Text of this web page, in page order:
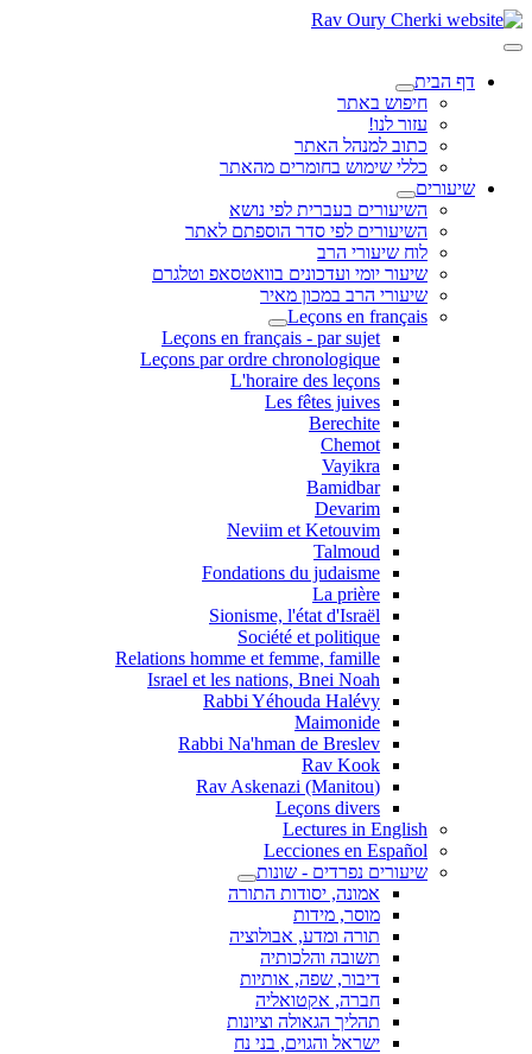
דף הבית
חיפוש באתר
עזור לנו!
כתוב למנהל האתר
כללי שימוש בחומרים מהאתר
שיעורים
השיעורים בעברית לפי נושא
השיעורים לפי סדר הוספתם לאתר
לוח שיעורי הרב
שיעור יומי ועדכונים בוואטסאפ וטלגרם
שיעורי הרב במכון מאיר
Leçons en français
Leçons en français - par sujet
Leçons par ordre chronologique
L'horaire des leçons
Les fêtes juives
Berechite
Chemot
Vayikra
Bamidbar
Devarim
Neviim et Ketouvim
Talmoud
Fondations du judaisme
La prière
Sionisme, l'état d'Israël
Société et politique
Relations homme et femme, famille
Israel et les nations, Bnei Noah
Rabbi Yéhouda Halévy
Maimonide
Rabbi Na'hman de Breslev
Rav Kook
(Rav Askenazi (Manitou
Leçons divers
Lectures in English
Lecciones en Español
שיעורים נפרדים - שונות
אמונה, יסודות התורה
מוסר, מידות
תורה ומדע, אבולוציה
תשובה והלכותיה
דיבור, שפה, אותיות
חברה, אקטואליה
תהליך הגאולה וציונות
ישראל והגוים, בני נח